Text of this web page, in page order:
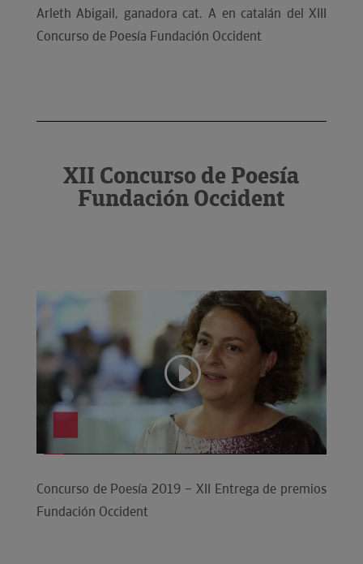
Arleth Abigail, ganadora cat. A en catalán del XIII
Concurso de Poesía Fundación Occident
XII Concurso de Poesía
Fundación Occident
Concurso de Poesía 2019 – XII Entrega de premios
Fundación Occident